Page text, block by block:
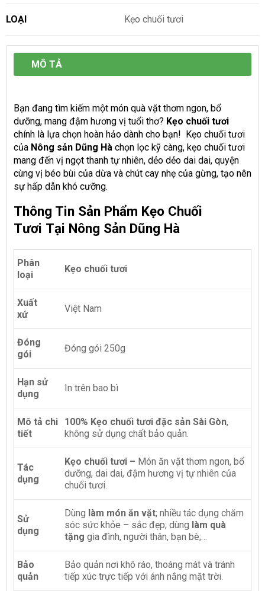
LOẠI Kẹo chuối tươi
MÔ TẢ
Bạn đang tìm kiếm một món quà vặt thơm ngon, bổ
dưỡng, mang đậm hương vị tuổi thơ? Kẹo chuối tươi
chính là lựa chọn hoàn hảo dành cho bạn! Kẹo chuối tươi
của Nông sản Dũng Hà chọn lọc kỹ càng, kẹo chuối tươi
mang đến vị ngọt thanh tự nhiên, dẻo dẻo dai dai, quyện
cùng vị béo bùi của dừa và chút cay nhẹ của gừng, tạo nên
sự hấp dẫn khó cưỡng.
Thông Tin Sản Phẩm Kẹo Chuối
Tươi Tại Nông Sản Dũng Hà
Phân
loại
Kẹo chuối tươi
Xuất
xứ
Việt Nam
Đóng
gói
Đóng gói 250g
Hạn sử
dụng
In trên bao bì
Mô tả chi
tiết
100% Kẹo chuối tươi đặc sản Sài Gòn,
không sử dụng chất bảo quản.
Tác
dụng
Kẹo chuối tươi – Món ăn vặt thơm ngon, bổ
dưỡng, dai dai, đậm hương vị tự nhiên của
chuối tươi.
Sử
dụng
Dùng làm món ăn vặt; nhiều tác dụng chăm
sóc sức khỏe – sắc đẹp; dùng làm quà
tặng gia đình, người thân, bạn bè;…
Bảo
quản
Bảo quản nơi khô ráo, thoáng mát và tránh
tiếp xúc trực tiếp với ánh nắng mặt trời.